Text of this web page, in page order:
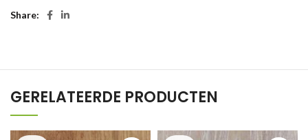
Share
GERELATEERDE PRODUCTEN